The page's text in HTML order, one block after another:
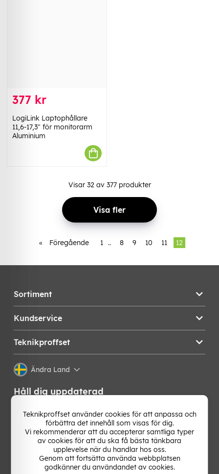
377 kr
LogiLink Laptophållare
11,6-17,3" för monitorarm
Aluminium
Visar 32av 377produkter
Visa fler
« Föregående 1 .. 8 9 10 11 12
Sortiment
Kundservice
Teknikproffset
Ändra Land
Håll dig uppdaterad
Få de senaste nyheterna, hetaste erbjudandena och
bästa tipsen från oss direkt i din mejlkorg. Signa upp på
vårt nyhetsbrev!
Teknikproffset använder cookies för att anpassa och
förbättra det innehåll som visas för dig.
Vi rekommenderar att du accepterar samtliga typer
av cookies för att du ska få bästa tänkbara
upplevelse när du handlar hos oss.
Genom att fortsätta använda webbplatsen
godkänner du användandet av cookies.